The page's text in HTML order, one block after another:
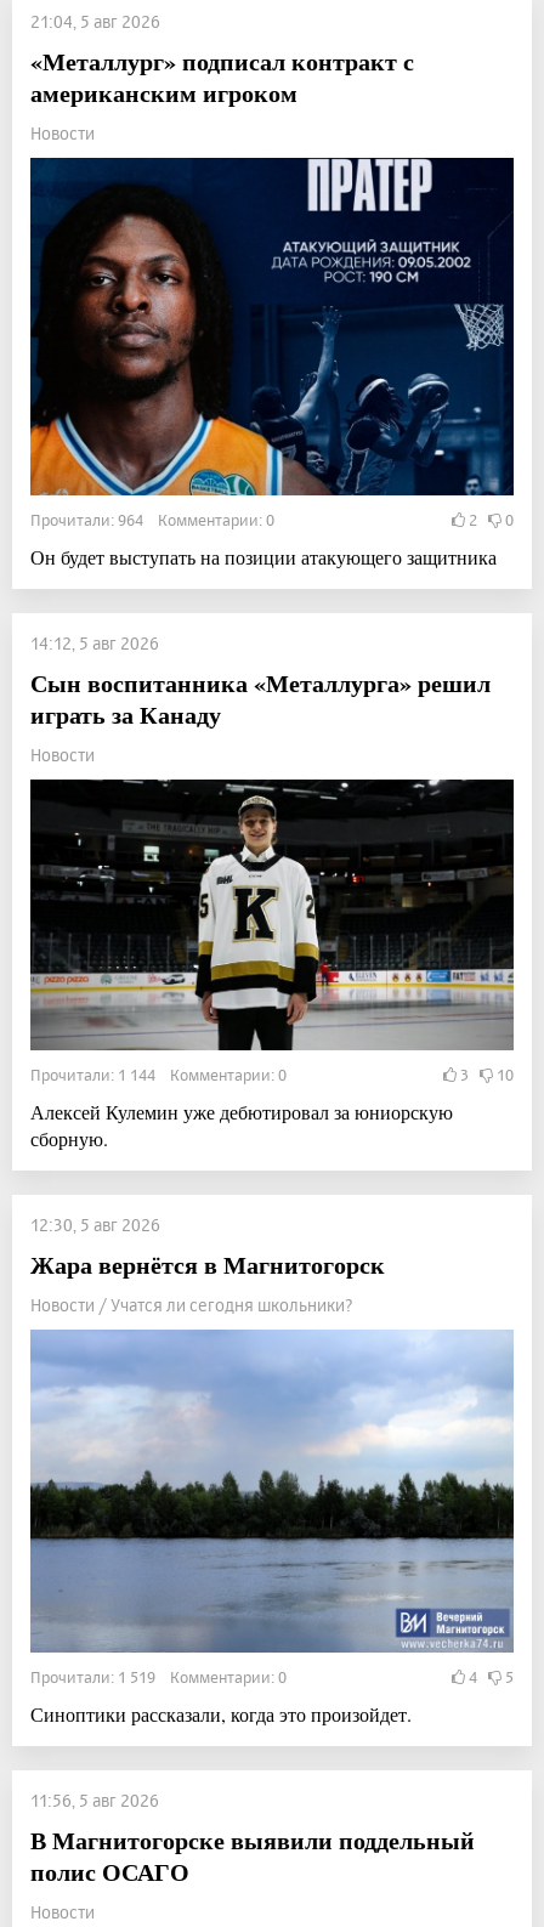
21:04, 5 авг 2026
«Металлург» подписал контракт с
американским игроком
Новости
Прочитали: 964 Комментарии: 0 2 0
Он будет выступать на позиции атакующего защитника
14:12, 5 авг 2026
Сын воспитанника «Металлурга» решил
играть за Канаду
Новости
Прочитали: 1 144 Комментарии: 0 3 10
Алексей Кулемин уже дебютировал за юниорскую
сборную.
12:30, 5 авг 2026
Жара вернётся в Магнитогорск
Новости / Учатся ли сегодня школьники?
Прочитали: 1 519 Комментарии: 0 4 5
Синоптики рассказали, когда это произойдет.
11:56, 5 авг 2026
В Магнитогорске выявили поддельный
полис ОСАГО
Новости